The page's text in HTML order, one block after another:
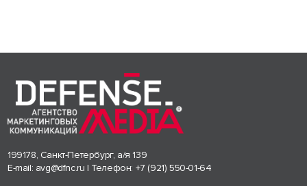
199178, Санкт-Петербург, а/я 139
E-mail: avg@dfnc.ru | Телефон: +7 (921) 550-01-64